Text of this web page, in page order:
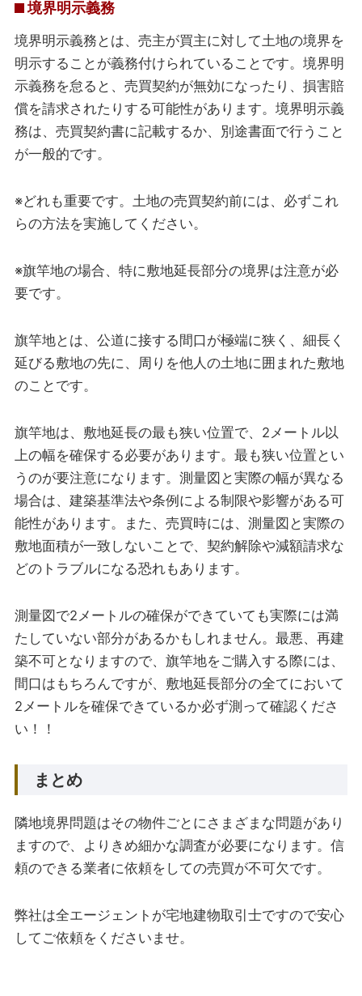
境界明示義務
境界明示義務とは、売主が買主に対して土地の境界を
明示することが義務付けられていることです。境界明
示義務を怠ると、売買契約が無効になったり、損害賠
償を請求されたりする可能性があります。境界明示義
務は、売買契約書に記載するか、別途書面で行うこと
が一般的です。
※どれも重要です。土地の売買契約前には、必ずこれ
らの方法を実施してください。
※旗竿地の場合、特に敷地延長部分の境界は注意が必
要です。
旗竿地とは、公道に接する間口が極端に狭く、細長く
延びる敷地の先に、周りを他人の土地に囲まれた敷地
のことです。
旗竿地は、敷地延長の最も狭い位置で、2メートル以
上の幅を確保する必要があります。最も狭い位置とい
うのが要注意になります。測量図と実際の幅が異なる
場合は、建築基準法や条例による制限や影響がある可
能性があります。また、売買時には、測量図と実際の
敷地面積が一致しないことで、契約解除や減額請求な
どのトラブルになる恐れもあります。
測量図で2メートルの確保ができていても実際には満
たしていない部分があるかもしれません。最悪、再建
築不可となりますので、旗竿地をご購入する際には、
間口はもちろんですが、敷地延長部分の全てにおいて
2メートルを確保できているか必ず測って確認くださ
い！！
まとめ
隣地境界問題はその物件ごとにさまざまな問題があり
ますので、よりきめ細かな調査が必要になります。信
頼のできる業者に依頼をしての売買が不可欠です。
弊社は全エージェントが宅地建物取引士ですので安心
してご依頼をくださいませ。